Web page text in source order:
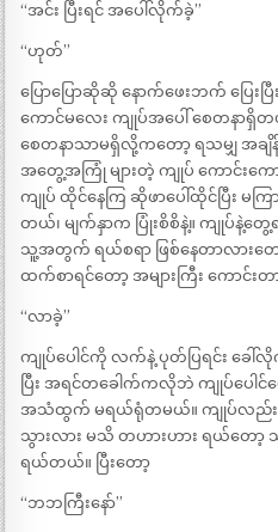
“အင်း ပြီးရင် အပေါ်လိုက်ခဲ့”
“ဟုတ်”
ပြောပြောဆိုဆို နောက်ဖေးဘက် ပြေးပ
ကောင်မလေး ကျုပ်အပေါ် စေတနာ
စေတနာသာမရှိလို့ကတော့ ရသမျှ အချိ
အတွေ့အကြုံ များတဲ့ ကျုပ် ကောင်းက
ကျုပ် ထိုင်နေကြ ဆိုဖာပေါ်ထိုင်ပြီး မကြ
တယ်၊ မျက်နှာက ပြုံးစိစိနဲ့။ ကျုပ်နဲ့တွေ့
သူ့အတွက် ရယ်စရာ ဖြစ်နေတာလားတေ
ထက်စာရင်တော့ အများကြီး ကောင်းတာ
“လာခဲ့”
ကျုပ်ပေါင်ကို လက်နဲ့ ပုတ်ပြရင်း ခေ
ပြီး အရင်တခေါက်ကလိုဘဲ ကျုပ်ပေါ
အသံထွက် မရယ်ရုံတမယ်။ ကျုပ်လည်း သူ့
သွားလား မသိ တဟားဟား ရယ်တ
ရယ်တယ်။ ပြီးတော့
“ဘဘကြီးနော်”